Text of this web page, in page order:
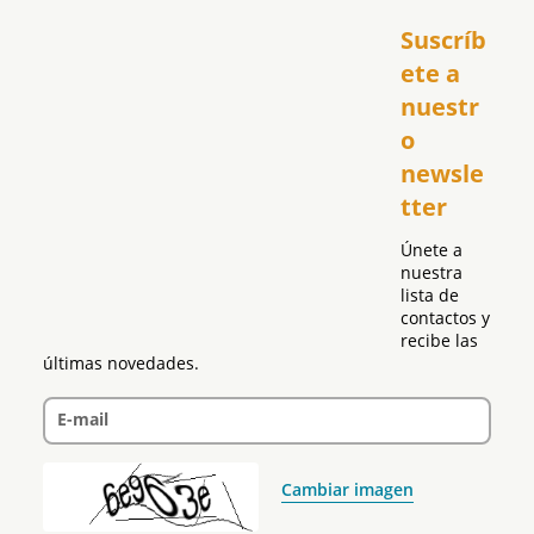
Suscríb
ete a
nuestr
o
newsle
tter
Únete a
nuestra
lista de
contactos y
recibe las
últimas novedades.
E-mail
Cambiar imagen